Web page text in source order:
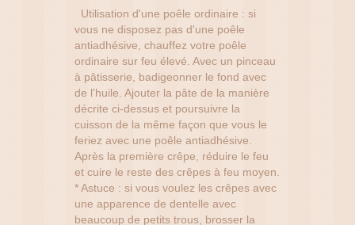
Utilisation d'une poêle ordinaire : si
vous ne disposez pas d'une poêle
antiadhésive, chauffez votre poêle
ordinaire sur feu élevé. Avec un pinceau
à pâtisserie, badigeonner le fond avec
de l'huile. Ajouter la pâte de la manière
décrite ci-dessus et poursuivre la
cuisson de la même façon que vous le
feriez avec une poêle antiadhésive.
Après la première crêpe, réduire le feu
et cuire le reste des crêpes à feu moyen.
* Astuce : si vous voulez les crêpes avec
une apparence de dentelle avec
beaucoup de petits trous, brosser la